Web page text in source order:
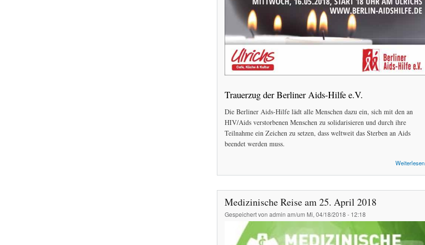
Trauerzug der Berliner Aids-Hilfe e.V.
Die Berliner Aids-Hilfe lädt alle Menschen dazu ein, sich mit den an
HIV/Aids verstorbenen Menschen zu solidarisieren und durch ihre
Teilnahme ein Zeichen zu setzen, dass weltweit das Sterben an Aids
beendet werden muss.
Weiterlesen
Medizinische Reise am 25. April 2018
Gespeichert von admin am/um Mi, 04/18/2018 - 12:18